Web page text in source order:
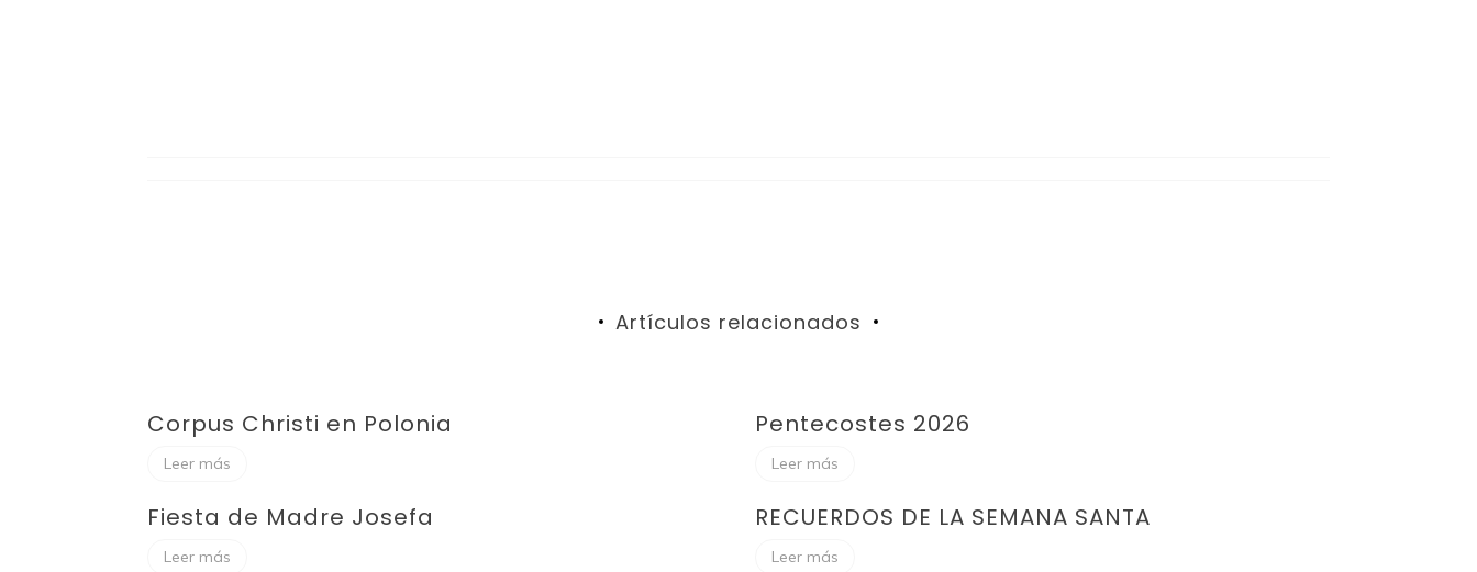
Artículos relacionados
Corpus Christi en Polonia
Leer más
Pentecostes 2026
Leer más
Fiesta de Madre Josefa
Leer más
RECUERDOS DE LA SEMANA SANTA
Leer más